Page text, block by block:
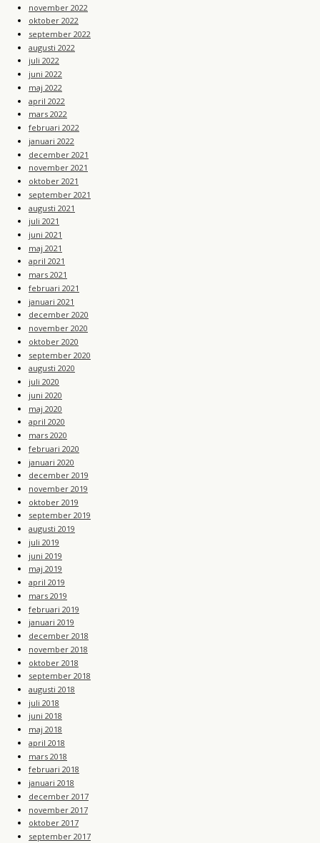
november 2022
oktober 2022
september 2022
augusti 2022
juli 2022
juni 2022
maj 2022
april 2022
mars 2022
februari 2022
januari 2022
december 2021
november 2021
oktober 2021
september 2021
augusti 2021
juli 2021
juni 2021
maj 2021
april 2021
mars 2021
februari 2021
januari 2021
december 2020
november 2020
oktober 2020
september 2020
augusti 2020
juli 2020
juni 2020
maj 2020
april 2020
mars 2020
februari 2020
januari 2020
december 2019
november 2019
oktober 2019
september 2019
augusti 2019
juli 2019
juni 2019
maj 2019
april 2019
mars 2019
februari 2019
januari 2019
december 2018
november 2018
oktober 2018
september 2018
augusti 2018
juli 2018
juni 2018
maj 2018
april 2018
mars 2018
februari 2018
januari 2018
december 2017
november 2017
oktober 2017
september 2017